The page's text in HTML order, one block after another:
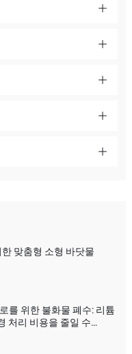
맞춤형 소형 바닷물
를 위한 불화물 폐수: 리튬
처리 비용을 줄일 수